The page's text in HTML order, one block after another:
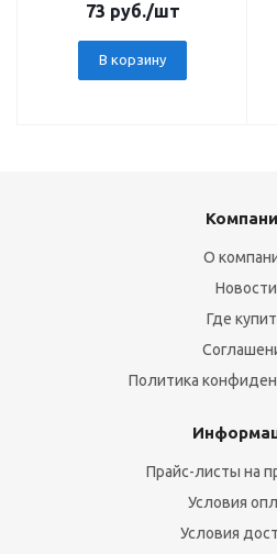
73 руб./шт
В корзину
О
Новости
Где
Политика
Прайс-листы на
Условия
Условия